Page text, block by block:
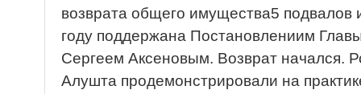
возврата общего имущества5 подвалов
году поддержана Постановлениим
Сергеем Аксеновым. Возврат начался.
Алушта продемонстрировали на